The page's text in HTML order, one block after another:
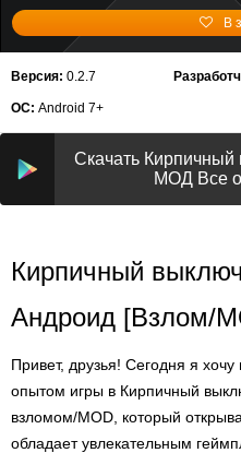
В
Версия: 0.2.7
ОС: Android 7+
Скачать Кирпичный
МОД Все
Кирпичный
Андроид [Взлом/
Привет, друзья! Сегодня я
опытом игры в Кирпичный
взломом/MOD, который
обладает увлекательным